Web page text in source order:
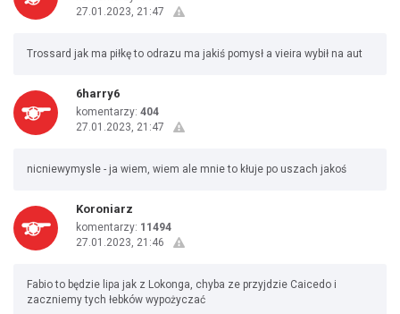
27.01.2023, 21:47
Trossard jak ma piłkę to odrazu ma jakiś pomysł a vieira wybił na aut
6harry6
komentarzy: 404
27.01.2023, 21:47
nicniewymysle - ja wiem, wiem ale mnie to kłuje po uszach jakoś
Koroniarz
komentarzy: 11494
27.01.2023, 21:46
Fabio to będzie lipa jak z Lokonga, chyba ze przyjdzie Caicedo i
zaczniemy tych łebków wypożyczać